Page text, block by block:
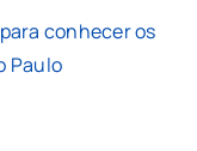
conhecer os
Paulo